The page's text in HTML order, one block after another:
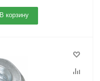
В корзину